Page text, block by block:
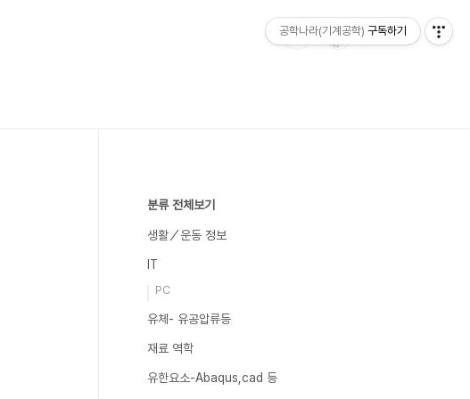
분류 전체보기
생활／운동 정보
IT
PC
유체- 유공압류등
재료 역학
유한요소-Abaqus,cad 등
공학나라(기계공학) 구독하기